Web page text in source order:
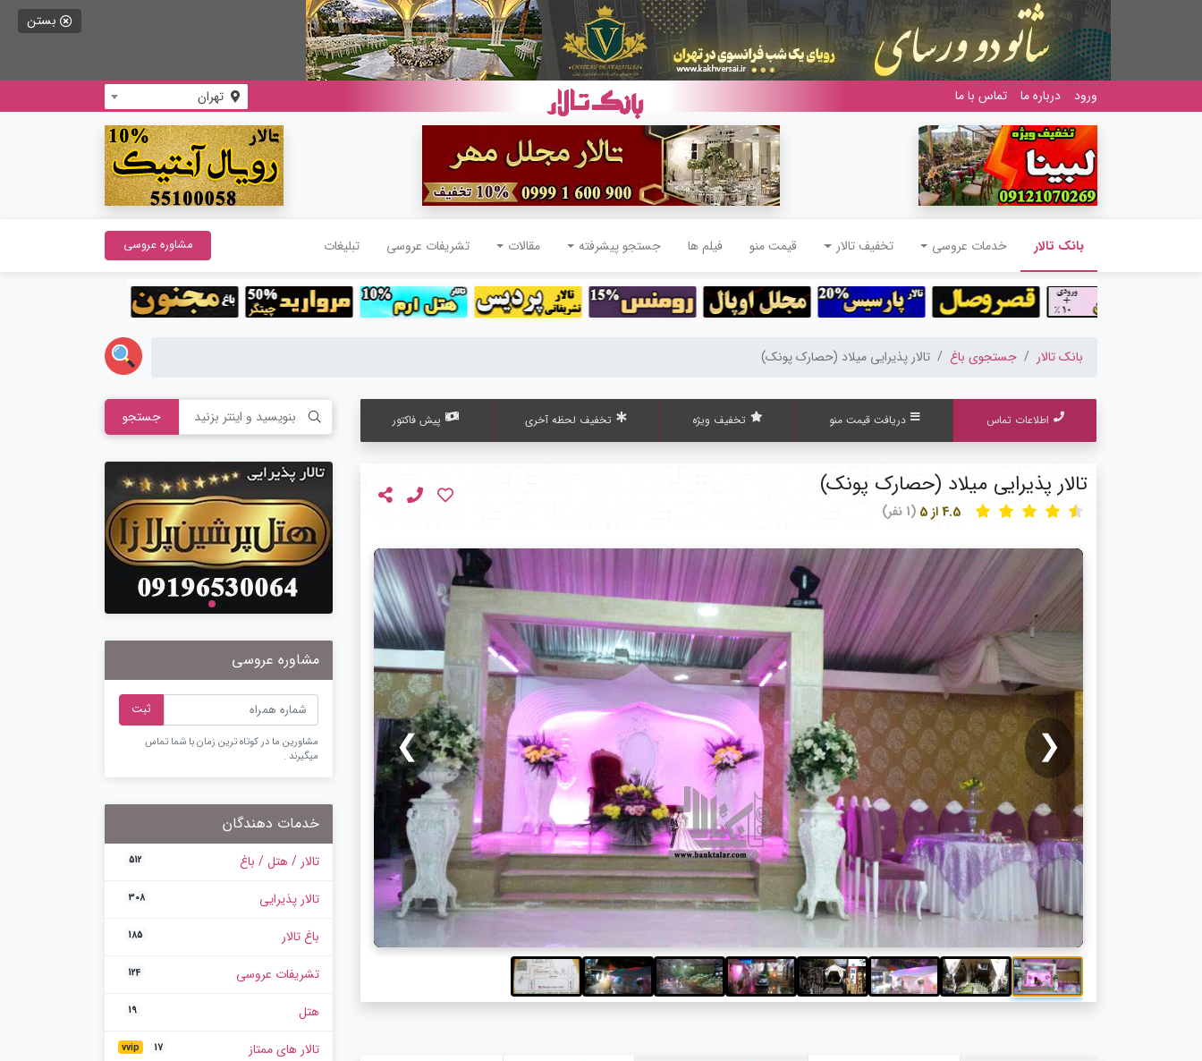
بستن
ورود درباره ما تماس با ما تهران
بانک تالار خدمات عروسی تخفیف تالار قیمت منو فیلم ها جستجو پیشرفته مقالات تشریفات عروسی تبلیغات مشاوره عروسی
بانک تالار جستجوی باغ تالار پذیرایی میلاد (حصارک پونک)
اطلاعات تماس دریافت قیمت منو تخفیف ویژه تخفیف لحظه آخری پیش فاکتور
تالار پذیرایی میلاد (حصارک پونک)
(1 نفر)
❮
❯
جستجو
مشاوره عروسی
ثبت
مشاورین ما در کوتاه ترین زمان با شما تماس
میگیرند .
خدمات دهندگان
تالار / هتل / باغ 512
تالار پذیرایی 308
باغ تالار 185
تشریفات عروسی 124
هتل 19
تالار های ممتاز vvip 17